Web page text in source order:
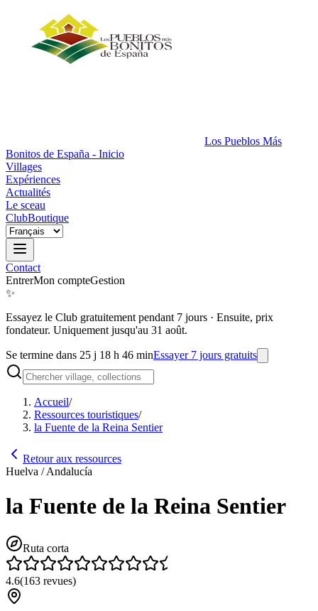
Los Pueblos Más
Bonitos de España - Inicio
Villages
Expériences
Actualités
Le sceau
ClubBoutique
Contact
EntrerMon compteGestion
✨
Essayez le Club gratuitement pendant 7 jours · Ensuite, prix
fondateur. Uniquement jusqu'au 31 août.
Se termine dans 25 j 18 h 46 minEssayer 7 jours gratuits
Accueil/
Ressources touristiques/
la Fuente de la Reina Sentier
Retour aux ressources
Huelva / Andalucía
la Fuente de la Reina Sentier
Ruta corta
4.6(163 revues)